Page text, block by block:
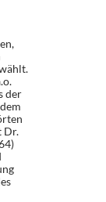
der
Dr.